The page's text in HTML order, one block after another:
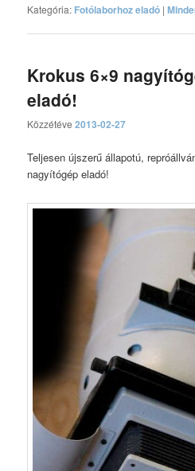
Kategória: Fotólaborhoz eladó |
Krokus 6×9
eladó!
Közzétéve2013-02-27
Teljesen újszerű állapotú,
nagyítógép eladó!